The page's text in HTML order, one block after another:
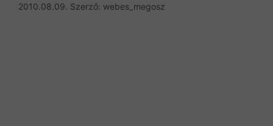
2010.08.09. Szerző: webes_megosz